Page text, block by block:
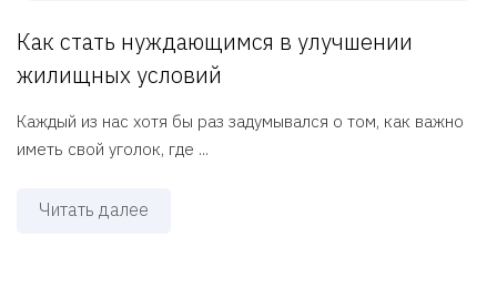
Как стать нуждающимся в улучшении
жилищных условий
Каждый из нас хотя бы раз задумывался о том, как важно
иметь свой уголок, где ...
Читать далее